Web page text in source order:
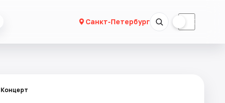
Санкт-Петербург ☾
Концерт